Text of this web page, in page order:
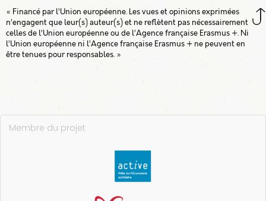
« Financé par l’Union européenne. Les vues et opinions exprimées
n’engagent que leur(s) auteur(s) et ne reflètent pas nécessairement
celles de l’Union européenne ou de l’Agence française Erasmus +. Ni
l’Union européenne ni l’Agence française Erasmus + ne peuvent en
être tenues pour responsables. »
Membre du projet